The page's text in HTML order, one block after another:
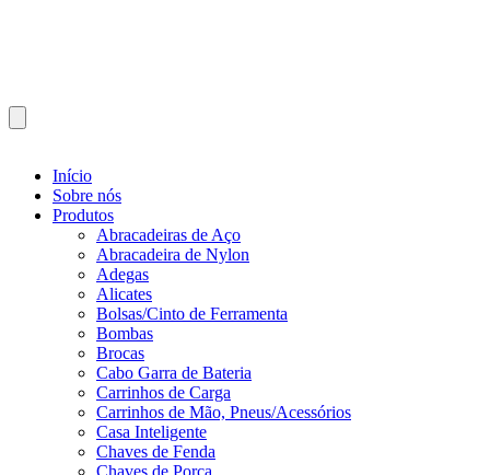
Início
Sobre nós
Produtos
Abracadeiras de Aço
Abracadeira de Nylon
Adegas
Alicates
Bolsas/Cinto de Ferramenta
Bombas
Brocas
Cabo Garra de Bateria
Carrinhos de Carga
Carrinhos de Mão, Pneus/Acessórios
Casa Inteligente
Chaves de Fenda